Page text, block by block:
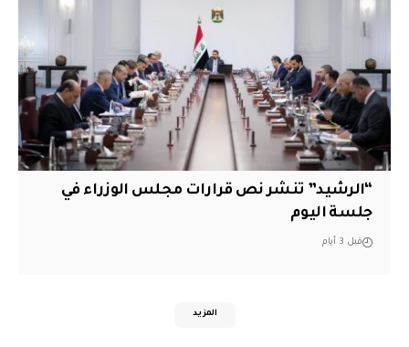
“الرشيد” تنشر نص قرارات مجلس الوزراء في
جلسة اليوم
قبل 3 أيام
المزيد